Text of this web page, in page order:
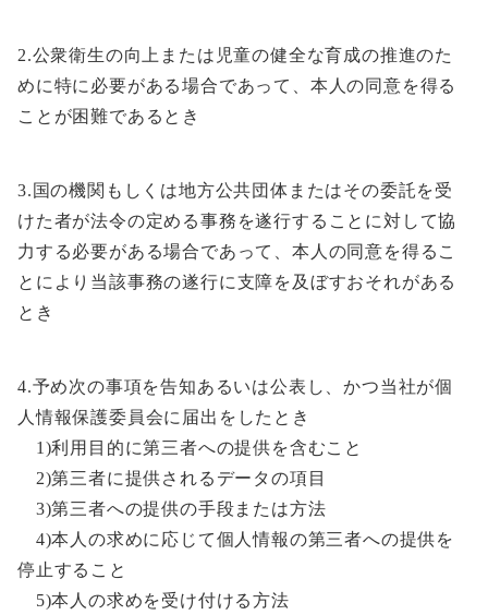
2.公衆衛生の向上または児童の健全な育成の推進のた
めに特に必要がある場合であって、本人の同意を得る
ことが困難であるとき
3.国の機関もしくは地方公共団体またはその委託を受
けた者が法令の定める事務を遂行することに対して協
力する必要がある場合であって、本人の同意を得るこ
とにより当該事務の遂行に支障を及ぼすおそれがある
とき
4.予め次の事項を告知あるいは公表し、かつ当社が個
人情報保護委員会に届出をしたとき
1)利用目的に第三者への提供を含むこと
2)第三者に提供されるデータの項目
3)第三者への提供の手段または方法
4)本人の求めに応じて個人情報の第三者への提供を
停止すること
5)本人の求めを受け付ける方法